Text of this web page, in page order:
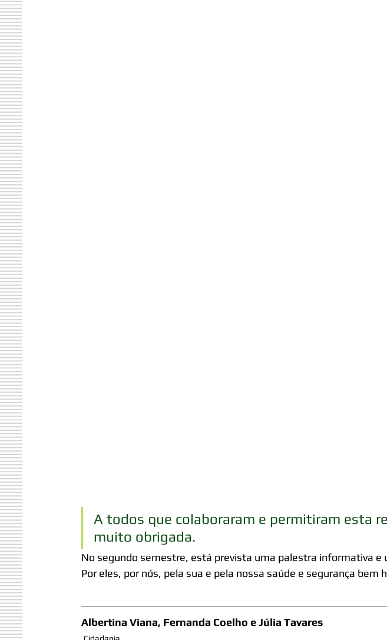
A todos que colaboraram e permitiram esta
muito obrigada.
No segundo semestre, está prevista uma palestra informativa e
Por eles, por nós, pela sua e pela nossa saúde e segurança bem
Albertina Viana, Fernanda Coelho e Júlia Tavares